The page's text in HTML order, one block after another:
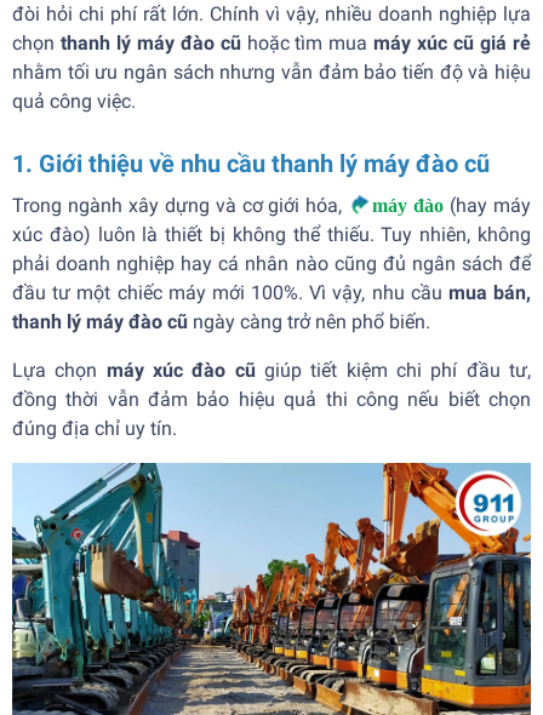
đòi hỏi chi phí rất lớn. Chính vì vậy, nhiều doanh nghiệp lựa
chọn thanh lý máy đào cũhoặc tìm muamáy xúc cũ giá rẻ
nhằm tối ưu ngân sách nhưng vẫn đảm bảo tiến độ và hiệu
quả công việc.
1. Giới thiệu về nhu cầu thanh lý máy đào cũ
Trong ngành xây dựng và cơ giới hóa, máy đào (hay máy
xúc đào) luôn là thiết bị không thể thiếu. Tuy nhiên, không
phải doanh nghiệp hay cá nhân nào cũng đủ ngân sách để
đầu tư một chiếc máy mới 100%. Vì vậy, nhu cầu mua bán,
thanh lý máy đào cũ ngày càng trở nên phổ biến.
Lựa chọn máy xúc đào cũgiúp tiết kiệm chi phí đầu tư,
đồng thời vẫn đảm bảo hiệu quả thi công nếu biết chọn
đúng địa chỉ uy tín.